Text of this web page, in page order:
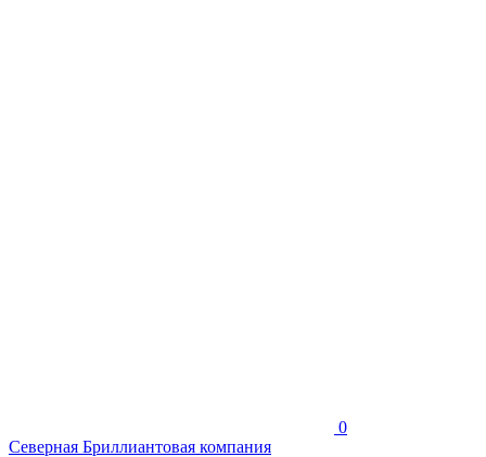
0
Северная Бриллиантовая компания